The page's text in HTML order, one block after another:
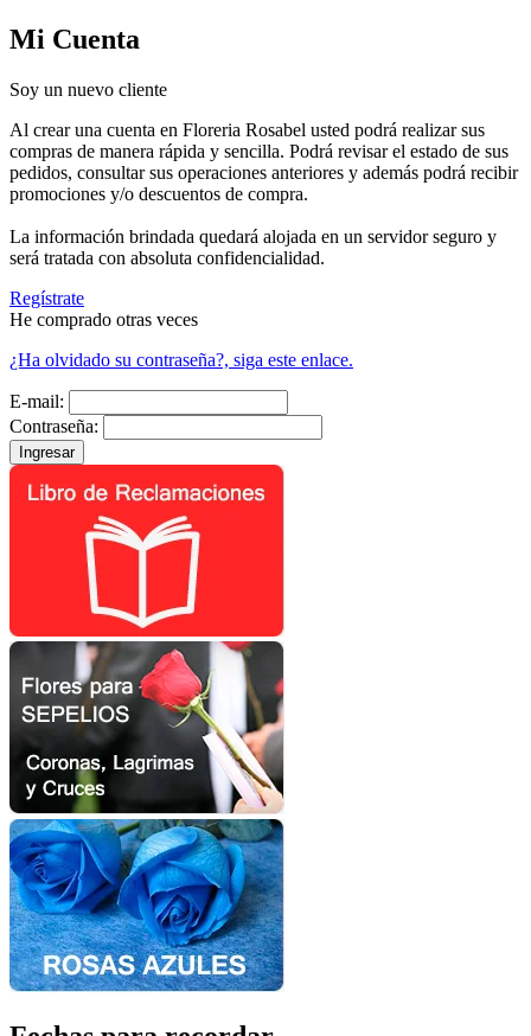
Mi Cuenta
Soy un nuevo cliente
Al crear una cuenta en Floreria Rosabel usted podrá realizar sus
compras de manera rápida y sencilla. Podrá revisar el estado de sus
pedidos, consultar sus operaciones anteriores y además podrá recibir
promociones y/o descuentos de compra.
La información brindada quedará alojada en un servidor seguro y
será tratada con absoluta confidencialidad.
Regístrate
He comprado otras veces
¿Ha olvidado su contraseña?, siga este enlace.
E-mail:
Contraseña: